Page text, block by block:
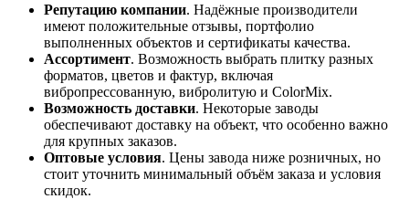
Репутацию компании. Надёжные производители
имеют положительные отзывы, портфолио
выполненных объектов и сертификаты качества.
Ассортимент. Возможность выбрать плитку разных
форматов, цветов и фактур, включая
вибропрессованную, вибролитую и ColorMix.
Возможность доставки. Некоторые заводы
обеспечивают доставку на объект, что особенно важно
для крупных заказов.
Оптовые условия. Цены завода ниже розничных, но
стоит уточнить минимальный объём заказа и условия
скидок.